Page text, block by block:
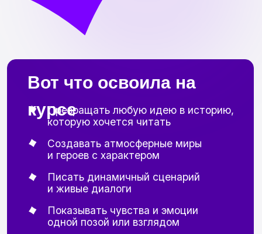
ВКОНТАКТЕ
ЧТО ВХОДИТ
В ОБУЧЕНИЕ?
HDS клуб
Клуб единомышленников с
6000+
участников , где регулярно проводятся
полезные материалы по теме 2D
рисования